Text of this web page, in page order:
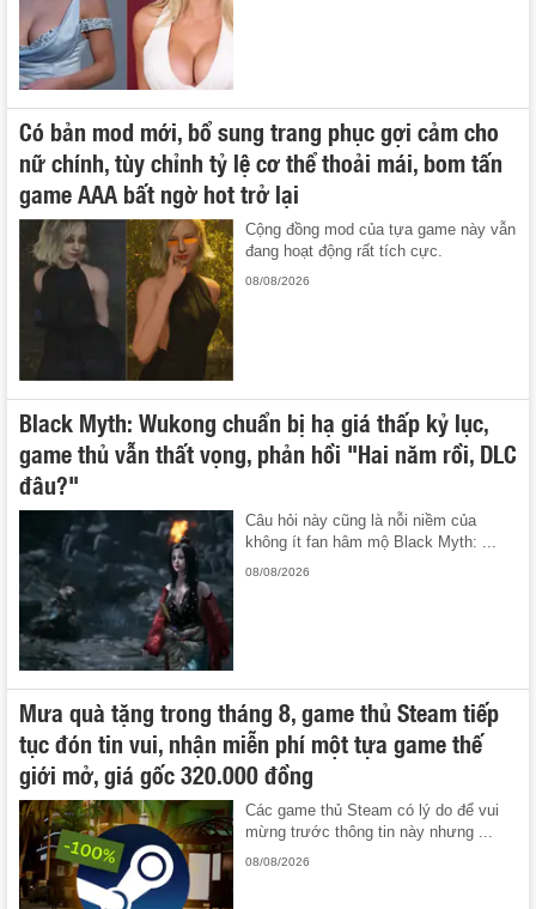
Có bản mod mới, bổ sung trang phục gợi cảm cho
nữ chính, tùy chỉnh tỷ lệ cơ thể thoải mái, bom tấn
game AAA bất ngờ hot trở lại
Cộng đồng mod của tựa game này vẫn
đang hoạt động rất tích cực.
08/08/2026
Black Myth: Wukong chuẩn bị hạ giá thấp kỷ lục,
game thủ vẫn thất vọng, phản hồi "Hai năm rồi, DLC
đâu?"
Câu hỏi này cũng là nỗi niềm của
không ít fan hâm mộ Black Myth: ...
08/08/2026
Mưa quà tặng trong tháng 8, game thủ Steam tiếp
tục đón tin vui, nhận miễn phí một tựa game thế
giới mở, giá gốc 320.000 đồng
Các game thủ Steam có lý do để vui
mừng trước thông tin này nhưng ...
08/08/2026